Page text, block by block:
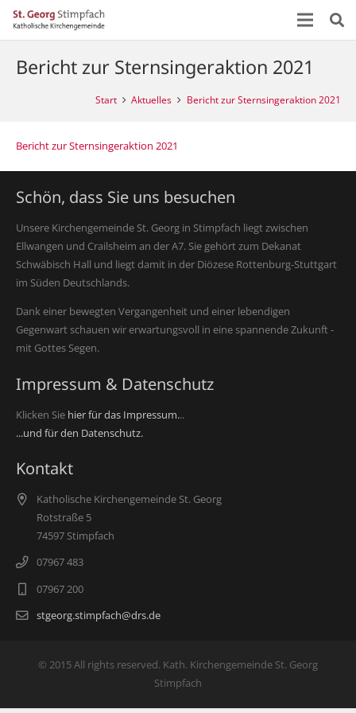
Bericht zur Sternsingeraktion 2021
Start Aktuelles Bericht zur Sternsingeraktion 2021
Bericht zur Sternsingeraktion 2021
Schön, dass Sie uns besuchen
Unsere Kirchengemeinde St. Georg in Stimpfach liegt zwischen
Ellwangen und Crailsheim an der A7. Sie gehört zum Dekanat
Schwäbisch Hall und liegt damit in der Diözese Rottenburg-Stuttgart
im Süden Deutschlands.
Dank einer bewegten Vergangenheit und einer lebendigen
Gegenwart schauen wir erwartungsvoll in eine spannende Zukunft -
mit Gottes Segen.
Impressum & Datenschutz
Klicken Sie hier für das Impressum...
...und für den Datenschutz.
Kontakt
Katholische Kirchengemeinde St. Georg
Rotstraße 5
74597 Stimpfach
07967 483
07967 200
stgeorg.stimpfach@drs.de
© 2015 All rights reserved. Kath. Kirchengemeinde St. Georg
Stimpfach